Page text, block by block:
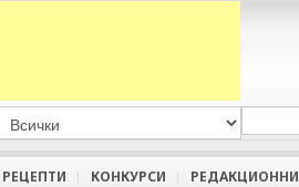
РЕЦЕПТИ КОНКУРСИ РЕДАКЦИОННИ